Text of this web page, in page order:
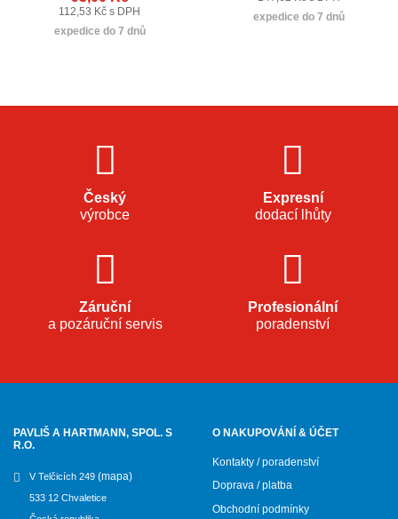
112,53 Kč s DPH
expedice do 7 dnů
expedice do 7 dnů
Český
výrobce
Expresní
dodací lhůty
Záruční
a pozáruční servis
Profesionální
poradenství
PAVLIŠ A HARTMANN, SPOL. S
R.O.
V Telčicích 249 (mapa)
533 12 Chvaletice
O NAKUPOVÁNÍ & ÚČET
Kontakty / poradenství
Doprava / platba
Obchodní podmínky